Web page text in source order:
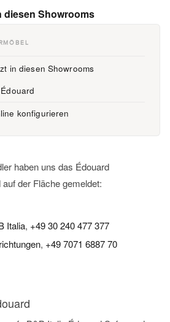
diesen Showrooms
in diesen Showrooms
konfigurieren
haben uns das Édouard
der Fläche gemeldet:
Italia, +49 30 240 477 377
, +49 7071 6887 70